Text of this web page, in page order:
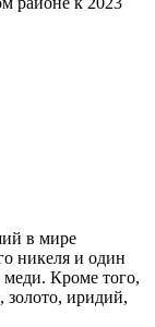
в мире
никеля и один
Кроме того,
золото, иридий,